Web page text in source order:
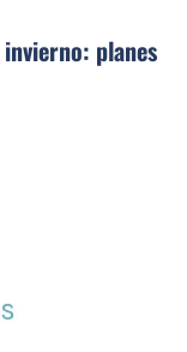
planes